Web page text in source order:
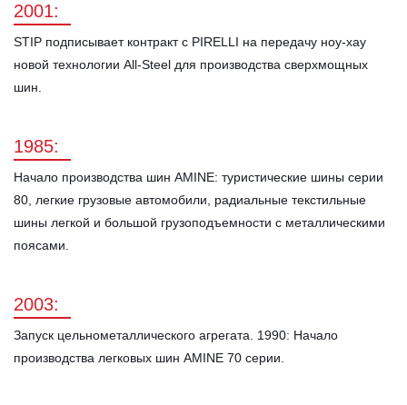
2001:
STIP подписывает контракт с PIRELLI на передачу ноу-хау
новой технологии All-Steel для производства сверхмощных
шин.
1985:
Начало производства шин AMINE: туристические шины серии
80, легкие грузовые автомобили, радиальные текстильные
шины легкой и большой грузоподъемности с металлическими
поясами.
2003:
Запуск цельнометаллического агрегата. 1990: Начало
производства легковых шин AMINE 70 серии.